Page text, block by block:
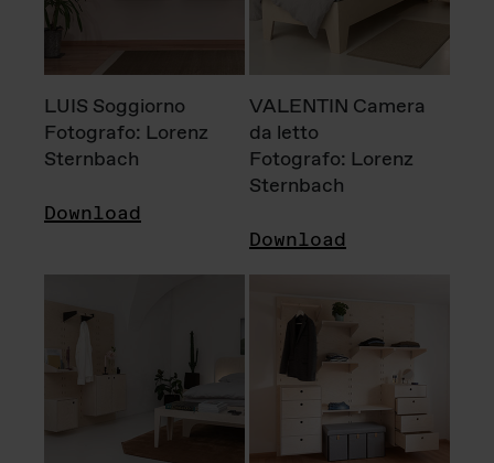
LUIS Soggiorno
Fotografo: Lorenz
Sternbach
Download
VALENTIN Camera
da letto
Fotografo: Lorenz
Sternbach
Download